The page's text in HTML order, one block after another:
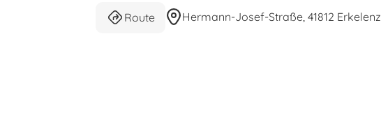
Route Hermann-Josef-Straße, 41812 Erkelenz